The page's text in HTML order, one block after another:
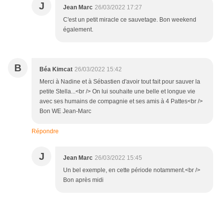
J Jean Marc 26/03/2022 17:27
C'est un petit miracle ce sauvetage. Bon weekend
également.
B Béa Kimcat 26/03/2022 15:42
Merci à Nadine et à Sébastien d'avoir tout fait pour sauver la
petite Stella...<br /> On lui souhaite une belle et longue vie
avec ses humains de compagnie et ses amis à 4 Pattes<br />
Bon WE Jean-Marc
Répondre
J Jean Marc 26/03/2022 15:45
Un bel exemple, en cette période notamment.<br />
Bon après midi